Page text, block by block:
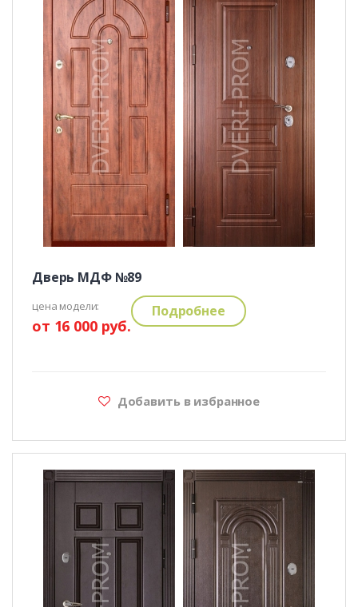
Дверь МДФ №89
цена модели:
от 16 000 руб.
Подробнее
Добавить в избранное